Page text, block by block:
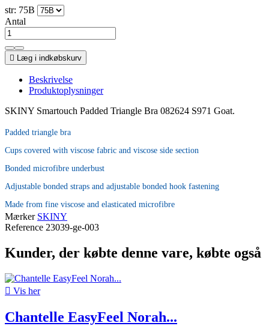
str: 75B
Antal
 Læg i indkøbskurv
Beskrivelse
Produktoplysninger
SKINY Smartouch Padded Triangle Bra 082624 S971 Goat.
Padded triangle bra
Cups covered with viscose fabric and viscose side section
Bonded microfibre underbust
Adjustable bonded straps and adjustable bonded hook fastening
Made from fine viscose and elasticated microfibre
Mærker SKINY
Reference 23039-ge-003
Kunder, der købte denne vare, købte også
 Vis her
Chantelle EasyFeel Norah...